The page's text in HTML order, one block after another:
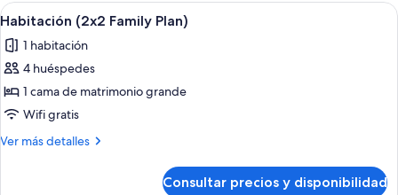
Abrir
todas
las
fotos
de
Habitación
(2x2
Habitación de hotel con una cama
5
Habitación (2x2 Family Plan)
1 habitación
4 huéspedes
1 cama de matrimonio grande
Wifi gratis
Ver más detalles
Más
Consultar precios y disponibilidad